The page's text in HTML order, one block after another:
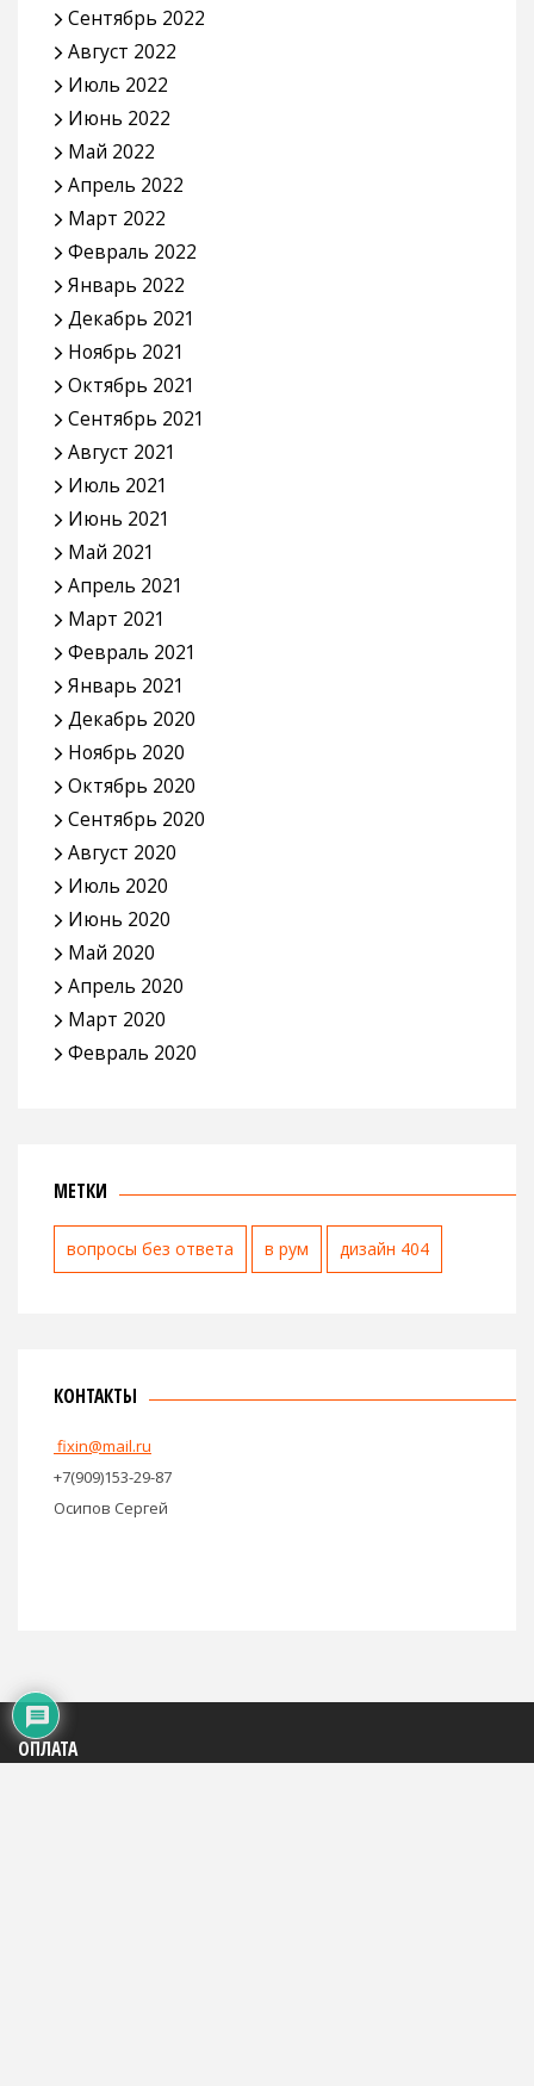
Сентябрь 2022
Август 2022
Июль 2022
Июнь 2022
Май 2022
Апрель 2022
Март 2022
Февраль 2022
Январь 2022
Декабрь 2021
Ноябрь 2021
Октябрь 2021
Сентябрь 2021
Август 2021
Июль 2021
Июнь 2021
Май 2021
Апрель 2021
Март 2021
Февраль 2021
Январь 2021
Декабрь 2020
Ноябрь 2020
Октябрь 2020
Сентябрь 2020
Август 2020
Июль 2020
Июнь 2020
Май 2020
Апрель 2020
Март 2020
Февраль 2020
МЕТКИ
вопросы без ответа в рум дизайн 404
КОНТАКТЫ
fixin@mail.ru
+7(909)153-29-87
Осипов Сергей
ОПЛАТА